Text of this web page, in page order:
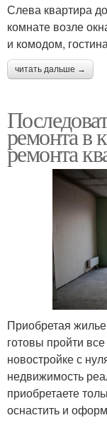
Слева квартира
комнате возле
и комодом,
читать дальше →
ремонта в
ремонта
Приобретая
готовы пройти
новостройке с
недвижимость
приобретаете
оснастить и